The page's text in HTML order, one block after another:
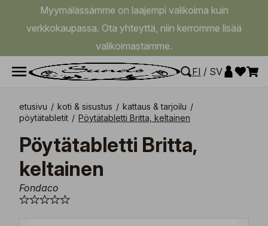
Myymälässämme on laajempi valikoima kuin
verkkokaupassa. Ota yhteyttä, niin kerromme lisää
valikoimastamme.
FI / SV
etusivu / koti & sisustus / kattaus & tarjoilu /
pöytätabletit / Pöytätabletti Britta, keltainen
Pöytätabletti Britta,
keltainen
Fondaco